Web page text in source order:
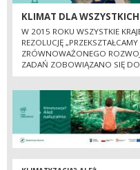
KLIMAT DLA WSZYSTKICH
W 2015 ROKU WSZYSTKIE
REZOLUCJĘ
ZRÓWNOWAŻONEGO
ZADAŃ ZOBOWIĄZANO SIĘ DO